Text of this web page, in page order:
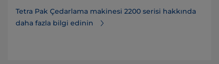
Tetra Pak Çedarlama makinesi 2200 serisi hakkında
daha fazla bilgi edinin